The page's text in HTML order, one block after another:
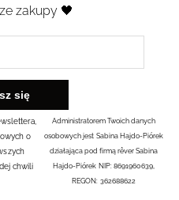
zakupy 🖤
o
chwili
Administratorem Twoich danych
osobowych jest Sabina Hajdo-Piórek
działająca pod firmą rêver Sabina
Hajdo-Piórek NIP: 8691960639,
REGON: 362688622